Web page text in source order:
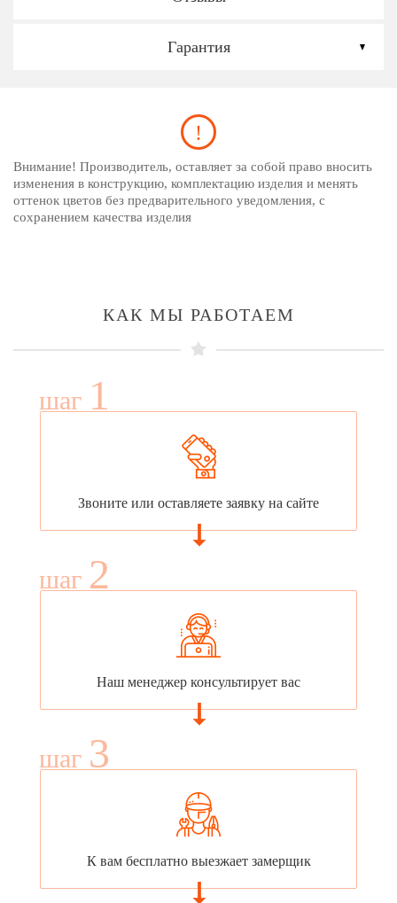
Гарантия
Внимание! Производитель, оставляет за собой право вносить
изменения в конструкцию, комплектацию изделия и менять
оттенок цветов без предварительного уведомления, с
сохранением качества изделия
КАК МЫ РАБОТАЕМ
шаг 1
Звоните или оставляете заявку на сайте
шаг 2
Наш менеджер консультирует вас
шаг 3
К вам бесплатно выезжает замерщик